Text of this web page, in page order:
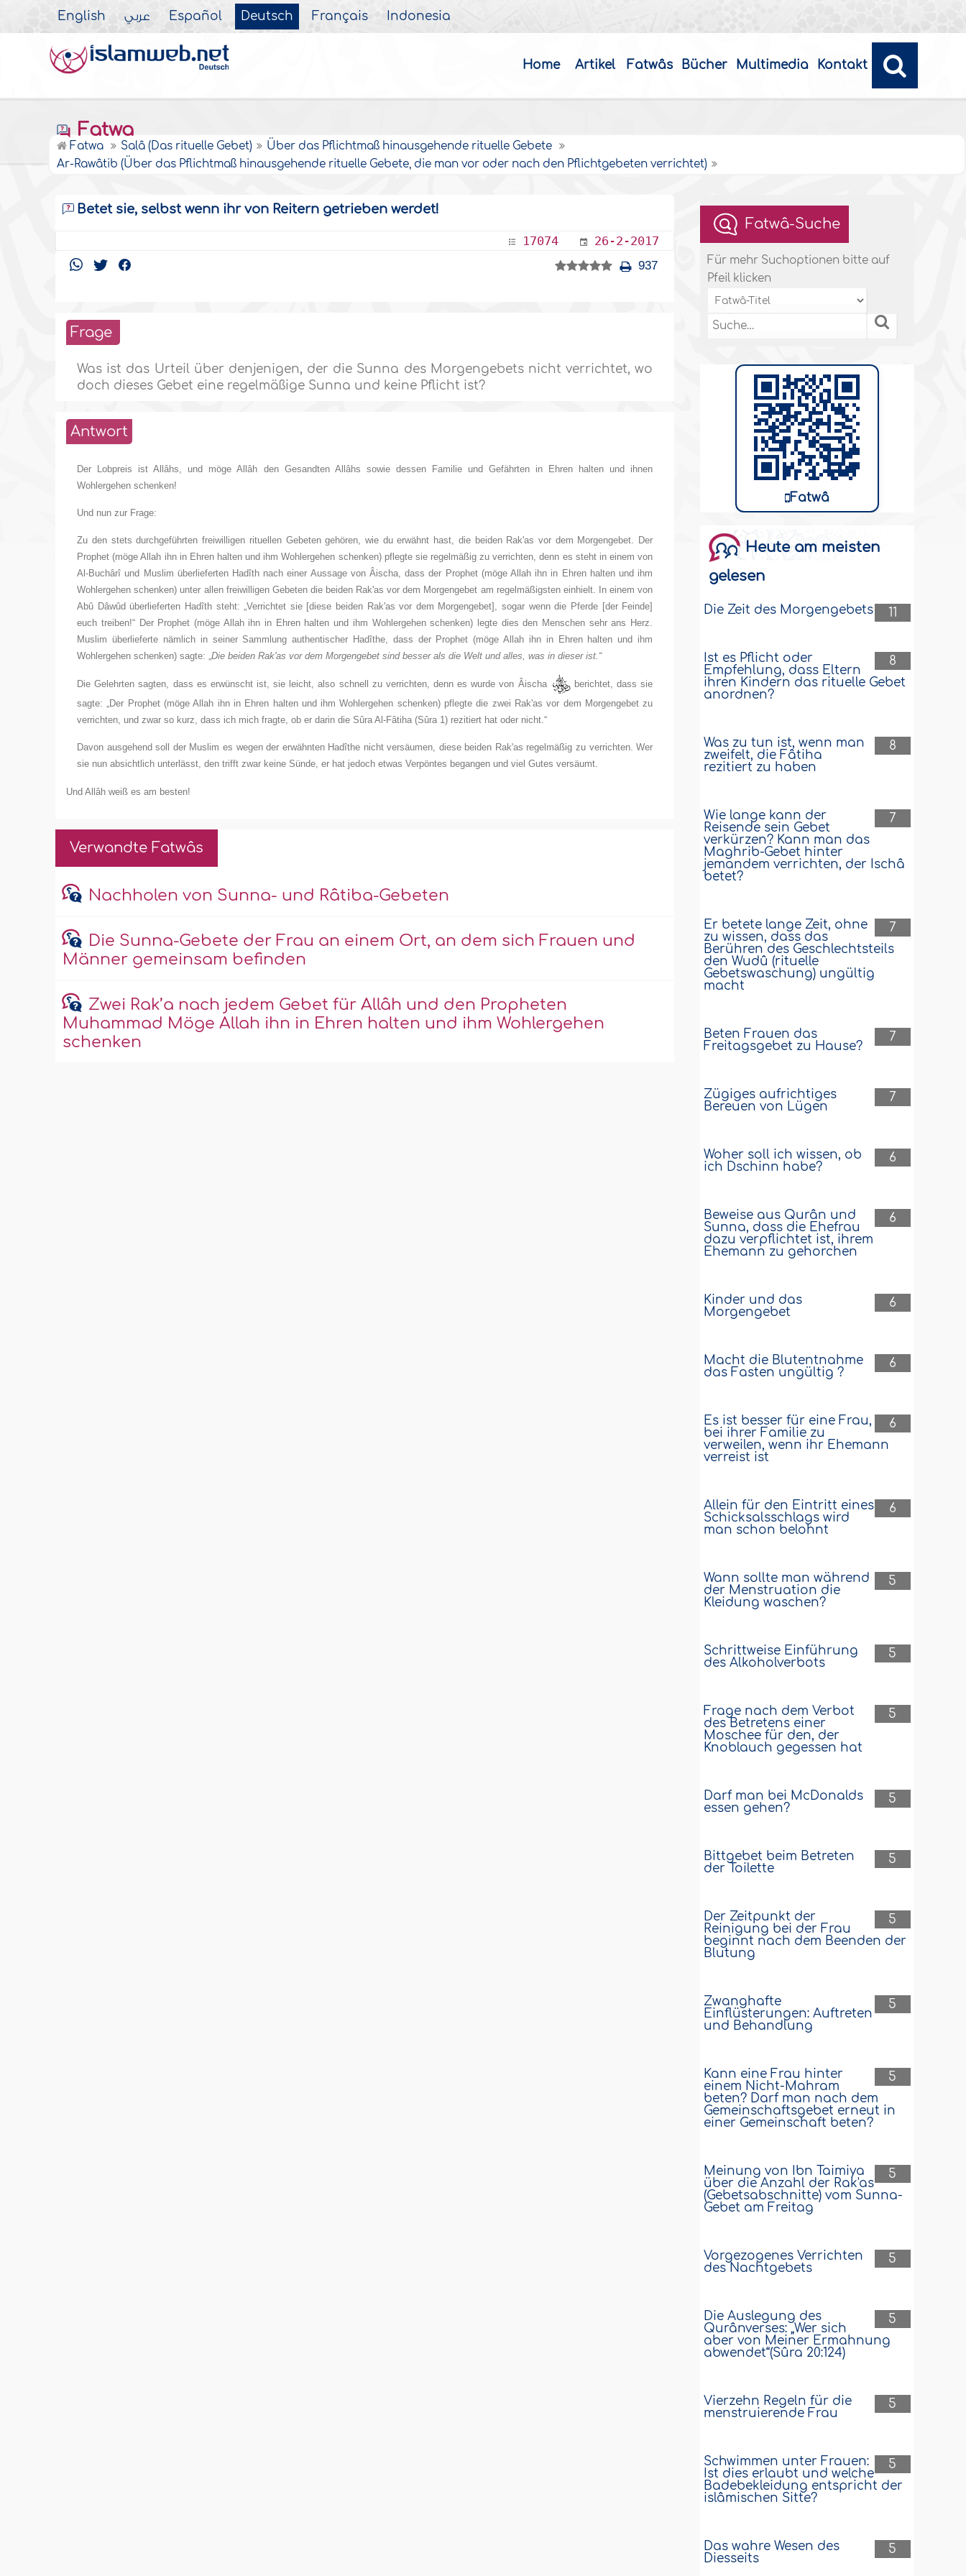
English عربي Español Deutsch Français Indonesia
Home Artikel Fatwâs Bücher Multimedia Kontakt
Fatwa
Fatwa Salâ (Das rituelle Gebet)
Über das Pflichtmaß hinausgehende rituelle Gebete
Ar-Rawâtib (Über das Pflichtmaß hinausgehende rituelle Gebete, die man vor oder nach den Pflichtgebeten verrichtet)
Betet sie, selbst wenn ihr von Reitern getrieben werdet!
17074 26-2-2017
937
Frage
Was ist das Urteil über denjenigen, der die Sunna des Morgengebets nicht verrichtet, wo
doch dieses Gebet eine regelmäßige Sunna und keine Pflicht ist?
Antwort
Der Lobpreis ist Allâhs, und möge Allâh den Gesandten Allâhs sowie dessen Familie und Gefährten in Ehren halten und ihnen
Wohlergehen schenken!
Und nun zur Frage:
Zu den stets durchgeführten freiwilligen rituellen Gebeten gehören, wie du erwähnt hast, die beiden Rak'as vor dem Morgengebet. Der
Prophet (möge Allah ihn in Ehren halten und ihm Wohlergehen schenken) pflegte sie regelmäßig zu verrichten, denn es steht in einem von
Al-Buchârî und Muslim überlieferten Hadîth nach einer Aussage von Âischa, dass der Prophet (möge Allah ihn in Ehren halten und ihm
Wohlergehen schenken) unter allen freiwilligen Gebeten die beiden Rak'as vor dem Morgengebet am regelmäßigsten einhielt. In einem von
Abû Dâwûd überlieferten Hadîth steht: „Verrichtet sie [diese beiden Rak'as vor dem Morgengebet], sogar wenn die Pferde [der Feinde]
euch treiben!“ Der Prophet (möge Allah ihn in Ehren halten und ihm Wohlergehen schenken) legte dies den Menschen sehr ans Herz.
Muslim überlieferte nämlich in seiner Sammlung authentischer Hadîthe, dass der Prophet (möge Allah ihn in Ehren halten und ihm
Wohlergehen schenken) sagte: „Die beiden Rak'as vor dem Morgengebet sind besser als die Welt und alles, was in dieser ist.“
Die Gelehrten sagten, dass es erwünscht ist, sie leicht, also schnell zu verrichten, denn es wurde von Âischa
berichtet, dass sie
sagte: „Der Prophet (möge Allah ihn in Ehren halten und ihm Wohlergehen schenken) pflegte die zwei Rak'as vor dem Morgengebet zu
verrichten, und zwar so kurz, dass ich mich fragte, ob er darin die Sûra Al-Fâtiha (Sûra 1) rezitiert hat oder nicht.“
Davon ausgehend soll der Muslim es wegen der erwähnten Hadîthe nicht versäumen, diese beiden Rak'as regelmäßig zu verrichten. Wer
sie nun absichtlich unterlässt, den trifft zwar keine Sünde, er hat jedoch etwas Verpöntes begangen und viel Gutes versäumt.
Und Allâh weiß es am besten!
Verwandte Fatwâs
Nachholen von Sunna- und Râtiba-Gebeten
Die Sunna-Gebete der Frau an einem Ort, an dem sich Frauen und
Männer gemeinsam befinden
Zwei Rak’a nach jedem Gebet für Allâh und den Propheten
Muhammad Möge Allah ihn in Ehren halten und ihm Wohlergehen
schenken
Fatwâ-Suche
Für mehr Suchoptionen bitte auf
Pfeil klicken
Fatwâ
Heute am meisten
gelesen
11
Die Zeit des Morgengebets
8
Ist es Pflicht oder
Empfehlung, dass Eltern
ihren Kindern das rituelle Gebet
anordnen?
8
Was zu tun ist, wenn man
zweifelt, die Fâtiha
rezitiert zu haben
7
Wie lange kann der
Reisende sein Gebet
verkürzen? Kann man das
Maghrib-Gebet hinter
jemandem verrichten, der Ischâ
betet?
7
Er betete lange Zeit, ohne
zu wissen, dass das
Berühren des Geschlechtsteils
den Wudû (rituelle
Gebetswaschung) ungültig
macht
7
Beten Frauen das
Freitagsgebet zu Hause?
7
Zügiges aufrichtiges
Bereuen von Lügen
6
Woher soll ich wissen, ob
ich Dschinn habe?
6
Beweise aus Qurân und
Sunna, dass die Ehefrau
dazu verpflichtet ist, ihrem
Ehemann zu gehorchen
6
Kinder und das
Morgengebet
6
Macht die Blutentnahme
das Fasten ungültig ?
6
Es ist besser für eine Frau,
bei ihrer Familie zu
verweilen, wenn ihr Ehemann
verreist ist
6
Allein für den Eintritt eines
Schicksalsschlags wird
man schon belohnt
5
Wann sollte man während
der Menstruation die
Kleidung waschen?
5
Schrittweise Einführung
des Alkoholverbots
5
Frage nach dem Verbot
des Betretens einer
Moschee für den, der
Knoblauch gegessen hat
5
Darf man bei McDonalds
essen gehen?
5
Bittgebet beim Betreten
der Toilette
5
Der Zeitpunkt der
Reinigung bei der Frau
beginnt nach dem Beenden der
Blutung
5
Zwanghafte
Einflüsterungen: Auftreten
und Behandlung
5
Kann eine Frau hinter
einem Nicht-Mahram
beten? Darf man nach dem
Gemeinschaftsgebet erneut in
einer Gemeinschaft beten?
5
Meinung von Ibn Taimiya
über die Anzahl der Rak'as
(Gebetsabschnitte) vom Sunna-
Gebet am Freitag
5
Vorgezogenes Verrichten
des Nachtgebets
5
Die Auslegung des
Qurânverses: „Wer sich
aber von Meiner Ermahnung
abwendet“(Sûra 20:124)
5
Vierzehn Regeln für die
menstruierende Frau
5
Schwimmen unter Frauen:
Ist dies erlaubt und welche
Badebekleidung entspricht der
islâmischen Sitte?
5
Das wahre Wesen des
Diesseits